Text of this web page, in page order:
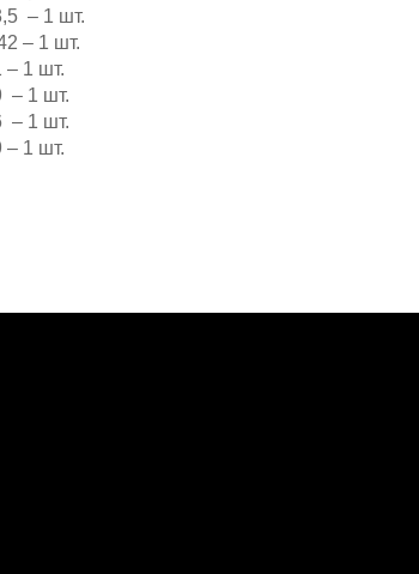
– 1 шт.
– 1 шт.
– 1 шт.
– 1 шт.
– 1 шт.
– 1 шт.